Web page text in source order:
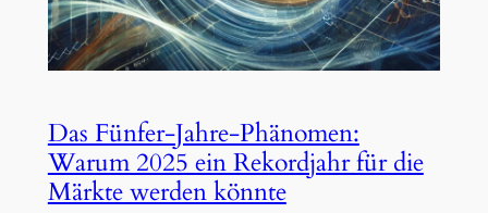
Das Fünfer-Jahre-Phänomen:
Warum 2025 ein Rekordjahr für die
Märkte werden könnte